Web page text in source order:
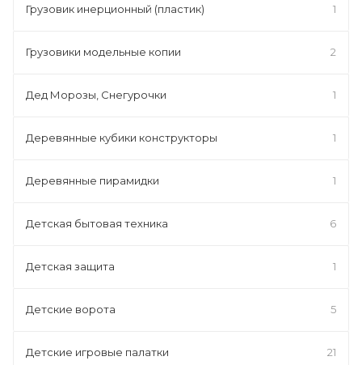
Грузовик инерционный (пластик) 1
Грузовики модельные копии 2
Дед Морозы, Снегурочки 1
Деревянные кубики конструкторы 1
Деревянные пирамидки 1
Детская бытовая техника 6
Детская защита 1
Детские ворота 5
Детские игровые палатки 21